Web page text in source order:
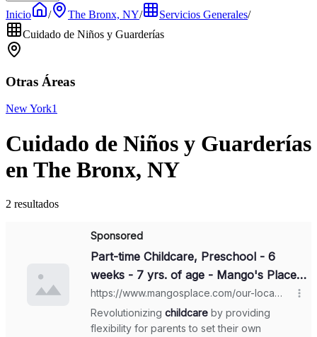
Inicio / The Bronx, NY/ Servicios Generales/
Cuidado de Niños y Guarderías
Otras Áreas
New York1
Cuidado de Niños y Guarderías
en The Bronx, NY
2 resultados